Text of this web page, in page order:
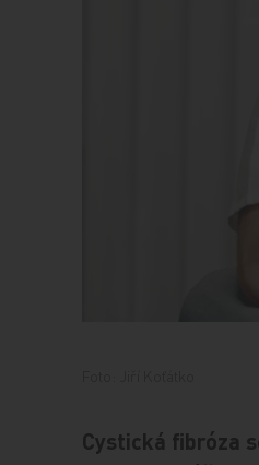
Cystická fibróza